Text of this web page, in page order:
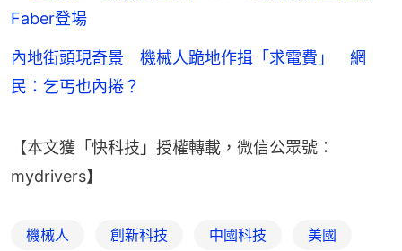
Faber登場
內地街頭現奇景 機械人跪地作揖「求電費」 網
民：乞丐也內捲？
【本文獲「快科技」授權轉載，微信公眾號：
mydrivers】
機械人 創新科技 中國科技 美國